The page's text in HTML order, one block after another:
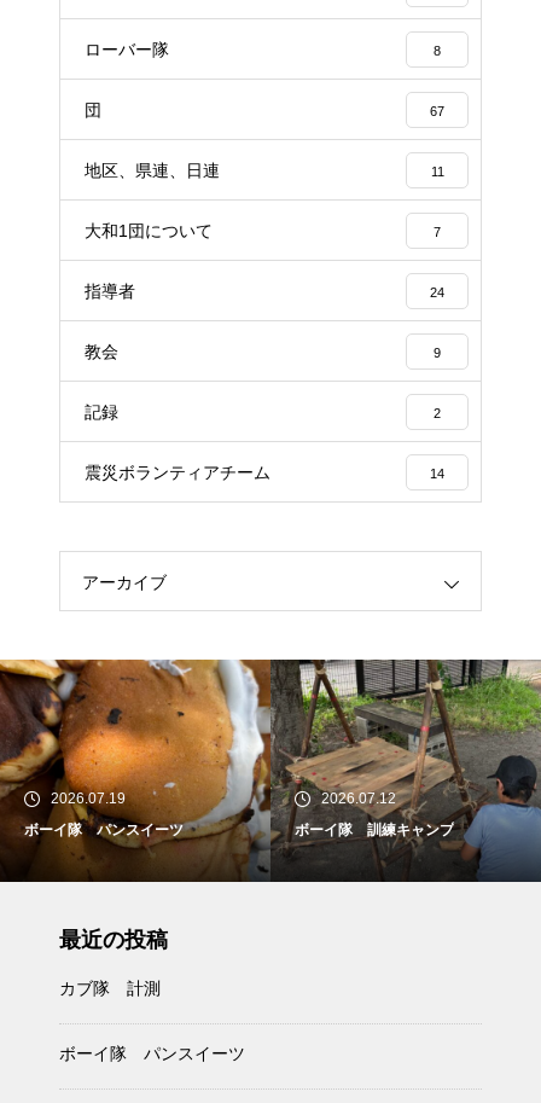
ローバー隊 8
団 67
地区、県連、日連 11
大和1団について 7
指導者 24
教会 9
記録 2
震災ボランティアチーム 14
アーカイブ
2026.07.19
ボーイ隊 パンスイーツ
2026.07.12
ボーイ隊 訓練キャンプ
最近の投稿
カブ隊 計測
ボーイ隊 パンスイーツ